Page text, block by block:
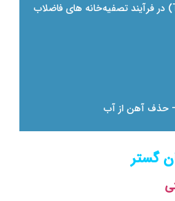
کاهش کربن آلی کل (TOC) در فرآیند تصفیه‌خانه ‌های فاضلاب
حذف آهن از آب
گستر